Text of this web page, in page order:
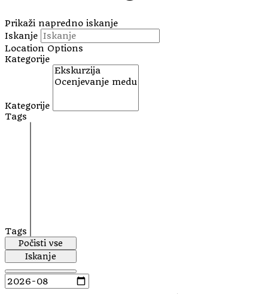
Prikaži napredno iskanje
Iskanje
Location Options
Kategorije
Kategorije
Tags
Tags
Počisti vse
Iskanje